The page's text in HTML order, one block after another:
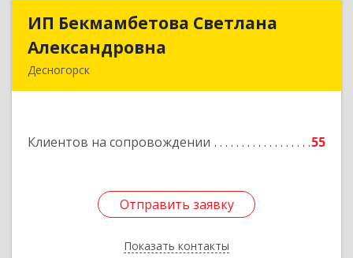
ИП Бекмамбетова Светлана
Александровна
Десногорск
Клиентов на сопровождении 55
Отправить заявку
Показать контакты
ИП Бекмамбетова Светлана
Подробнее
Отправить заявку
Назад